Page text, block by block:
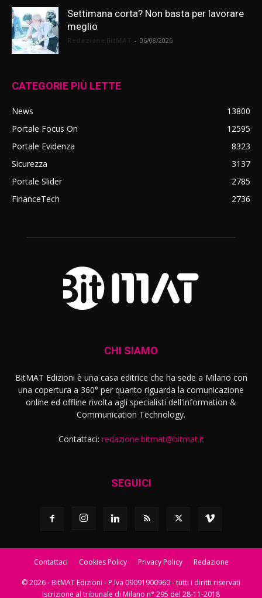
Settimana corta? Non basta per lavorare
meglio
- 06/08/2026
CATEGORIE PIÙ LETTE
News
13800
Portale Focus On
12595
Portale Evidenza
8323
Sicurezza
3137
Portale Slider
2785
FinanceTech
2736
CHI SIAMO
BitMAT Edizioni è una casa editrice che ha sede a Milano con
una copertura a 360° per quanto riguarda la comunicazione
online ed offline rivolta agli specialisti dell'lnformation &
Communication Technology.
Contattaci: redazione.bitmat@bitmat.it
SEGUICI
Contattaci Cookies Policy Privacy Policy Redazione
© 2026 - BitMAT Edizioni - P.Iva 09091900960 - tutti i diritti riservati
Iscrizione al tribunale di Milano n° 295 del 28-11-2018